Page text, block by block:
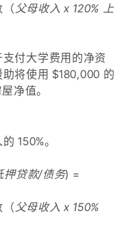
（ 父母收入 x 120% 上
付大学费用的净资
将使用 $180,000 的
净值。
150%。
押贷款/债务) =
（ 父母收入 x 150%